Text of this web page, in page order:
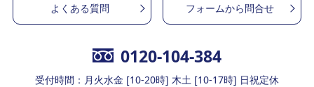
よくある質問 フォームから問合せ
0120-104-384
受付時間：月火水金 [10-20時] 木土 [10-17時] 日祝定休